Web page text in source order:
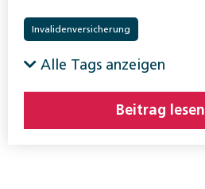
Invalidenversicherung
Alle Tags anzeigen
Beitrag lesen